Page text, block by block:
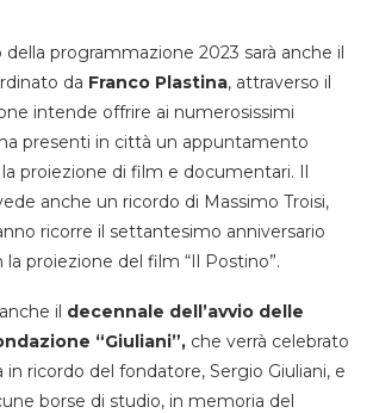
della programmazione 2023 sarà anche il
da Franco Plastina, attraverso il
intende offrire ai numerosissimi
presenti in città un appuntamento
proiezione di film e documentari. Il
anche un ricordo di Massimo Troisi,
ricorre il settantesimo anniversario
la proiezione del film “Il Postino”.
il decennale dell’avvio delle
“Giuliani”, che verrà celebrato
ricordo del fondatore, Sergio Giuliani, e
borse di studio, in memoria del